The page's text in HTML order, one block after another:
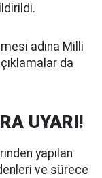
adına Milli
da
UYARI!
yapılan
ve sürece